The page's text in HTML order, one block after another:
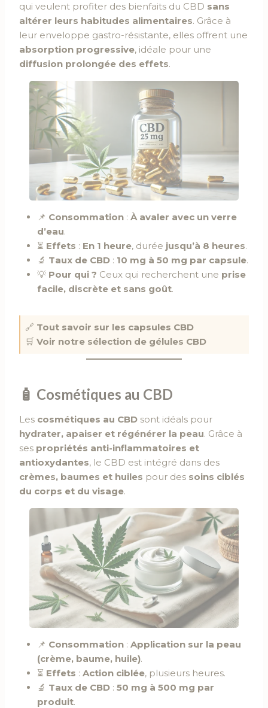
qui veulent profiter des bienfaits du CBD sans
altérer leurs habitudes alimentaires. Grâce à
leur enveloppe gastro-résistante, elles offrent une
absorption progressive, idéale pour une
diffusion prolongée des effets.
📌 Consommation : À avaler avec un verre
d’eau.
⏳ Effets : En 1 heure, durée jusqu’à 8 heures.
🔬 Taux de CBD : 10 mg à 50 mg par capsule.
💡 Pour qui ? Ceux qui recherchent une prise
facile, discrète et sans goût.
🔗 Tout savoir sur les capsules CBD
🛒 Voir notre sélection de gélules CBD
🧴 Cosmétiques au CBD
Les cosmétiques au CBD sont idéals pour
hydrater, apaiser et régénérer la peau. Grâce à
ses propriétés anti-inflammatoires et
antioxydantes, le CBD est intégré dans des
crèmes, baumes et huiles pour des soins ciblés
du corps et du visage.
📌 Consommation : Application sur la peau
(crème, baume, huile).
⏳ Effets : Action ciblée, plusieurs heures.
🔬 Taux de CBD : 50 mg à 500 mg par
produit.